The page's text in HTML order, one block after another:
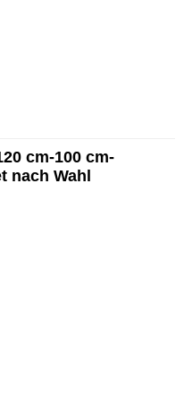
cm-100 cm-
nach Wahl